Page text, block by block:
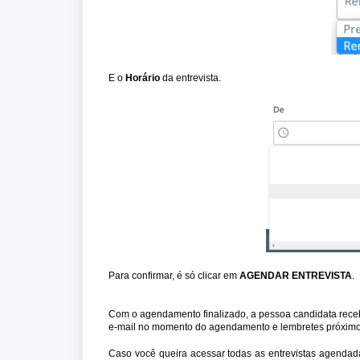
E o Horário da entrevista.
Para confirmar, é só clicar em AGENDAR ENTREVISTA.
Com o agendamento finalizado, a pessoa candidata
e-mail no momento do agendamento e lembretes
Caso você queira acessar todas as entrevistas